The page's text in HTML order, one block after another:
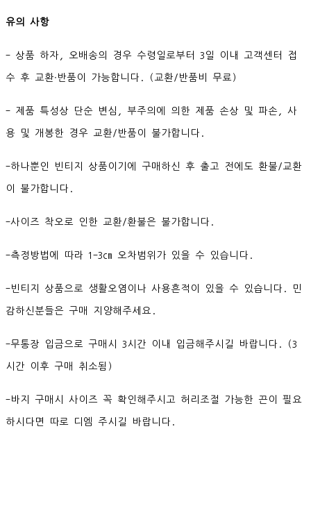
유의 사항
- 상품 하자, 오배송의 경우 수령일로부터 3일 이내 고객센터 접
수 후 교환∙반품이 가능합니다. (교환/반품비 무료)
- 제품 특성상 단순 변심, 부주의에 의한 제품 손상 및 파손, 사
용 및 개봉한 경우 교환/반품이 불가합니다.
-하나뿐인 빈티지 상품이기에 구매하신 후 출고 전에도 환불/교환
이 불가합니다.
-사이즈 착오로 인한 교환/환불은 불가합니다.
-측정방법에 따라 1-3cm 오차범위가 있을 수 있습니다.
-빈티지 상품으로 생활오염이나 사용흔적이 있을 수 있습니다. 민
감하신분들은 구매 지양해주세요.
-무통장 입금으로 구매시 3시간 이내 입금해주시길 바랍니다. (3
시간 이후 구매 취소됨)
-바지 구매시 사이즈 꼭 확인해주시고 허리조절 가능한 끈이 필요
하시다면 따로 디엠 주시길 바랍니다.